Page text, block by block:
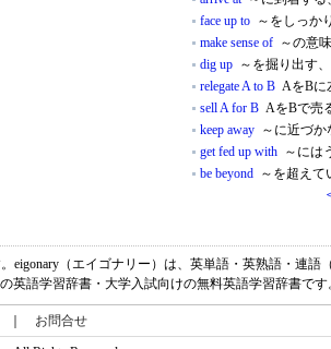
face up to ～をしっか
make sense of ～の意
dig up ～を掘り出す
relegate A to B AをBに
sell A for B AをBで売
keep away ～に近づか
get fed up with ～には
be beyond ～を超えて
eigonary（エイゴナリー）は、英単語・英熟語・連語
英語学習辞書・大学入試向けの無料英語学習辞書です
お問合せ